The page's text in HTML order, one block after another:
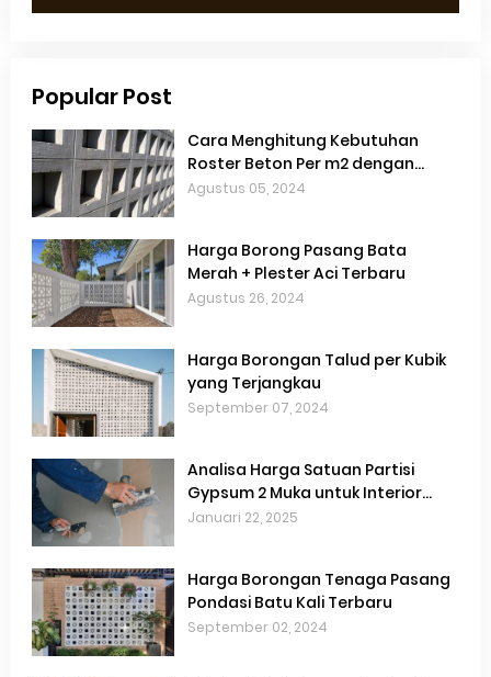
Popular Post
Cara Menghitung Kebutuhan
Roster Beton Per m2 dengan
Akurat
Agustus 05, 2024
Harga Borong Pasang Bata
Merah + Plester Aci Terbaru
Agustus 26, 2024
Harga Borongan Talud per Kubik
yang Terjangkau
September 07, 2024
Analisa Harga Satuan Partisi
Gypsum 2 Muka untuk Interior
Hemat Biaya
Januari 22, 2025
Harga Borongan Tenaga Pasang
Pondasi Batu Kali Terbaru
September 02, 2024